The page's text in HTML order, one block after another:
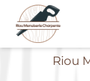
content
Riou